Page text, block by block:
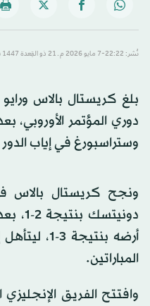
نُشر: 22:22-7 مايو 2026 م ـ 21 ذو القِعدة 1447 هـ
بلغ كريستال بالاس ورايو
دوري المؤتمر
وستراسبورغ في إياب
ونجح كريستال بالاس
المباراتين.